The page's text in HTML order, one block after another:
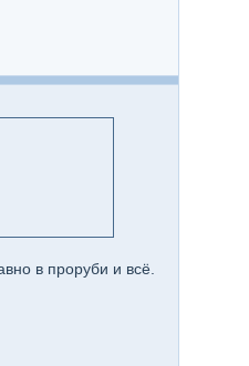
в проруби и всё.